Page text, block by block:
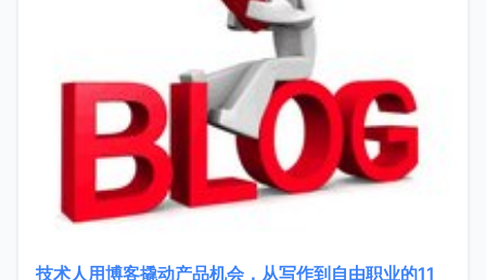
技术人用博客撬动产品机会，从写作到自由职业的11